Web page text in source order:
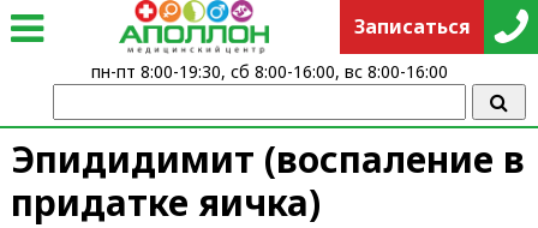
Эпидидимит (воспаление в
придатке яичка)
Записаться
пн-пт 8:00-19:30, сб 8:00-16:00, вс 8:00-16:00